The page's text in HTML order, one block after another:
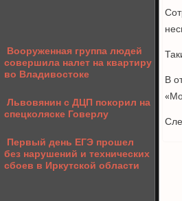
Вооруженная группа людей
совершила налет на квартиру
во Владивостоке
Львовянин с ДЦП покорил на
спецколяске Говерлу
Первый день ЕГЭ прошел
без нарушений и технических
сбоев в Иркутской области
В